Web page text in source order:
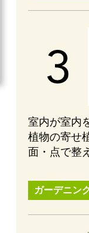
室内が室内
植物の寄せ
面・点で整
ガーデニン